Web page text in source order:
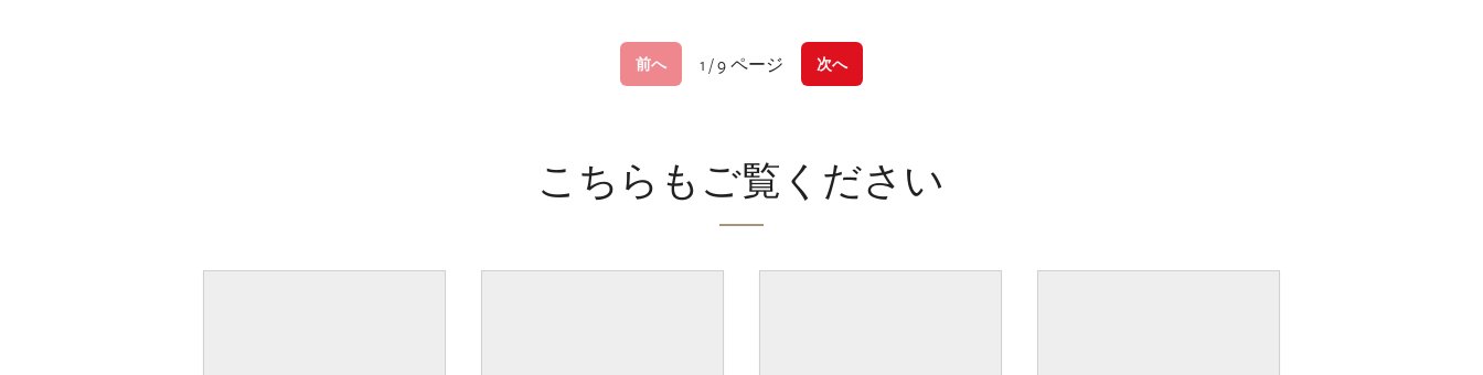
前へ 1 / 9 ページ 次へ
こちらもご覧ください